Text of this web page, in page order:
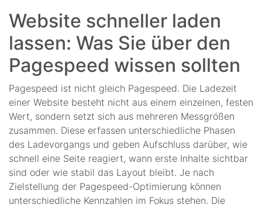
Website schneller laden
lassen: Was Sie über den
Pagespeed wissen sollten
Pagespeed ist nicht gleich Pagespeed. Die Ladezeit
einer Website besteht nicht aus einem einzelnen, festen
Wert, sondern setzt sich aus mehreren Messgrößen
zusammen. Diese erfassen unterschiedliche Phasen
des Ladevorgangs und geben Aufschluss darüber, wie
schnell eine Seite reagiert, wann erste Inhalte sichtbar
sind oder wie stabil das Layout bleibt. Je nach
Zielstellung der Pagespeed-Optimierung können
unterschiedliche Kennzahlen im Fokus stehen. Die